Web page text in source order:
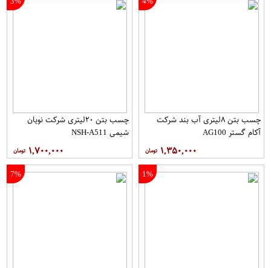
چسب بتن ۸لیتری آب بند شرکت
آکام گستر AG100
۱,۳۵۰,۰۰۰
چسب بتن ۲۰لیتری شرکت نویان
شیمی NSH-A511
۱,۷۰۰,۰۰۰
1%
7%